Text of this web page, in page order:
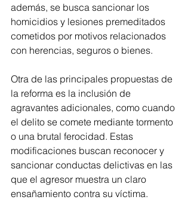
además, se busca sancionar los
homicidios y lesiones premeditados
cometidos por motivos relacionados
con herencias, seguros o bienes.
Otra de las principales propuestas de
la reforma es la inclusión de
agravantes adicionales, como cuando
el delito se comete mediante tormento
o una brutal ferocidad. Estas
modificaciones buscan reconocer y
sancionar conductas delictivas en las
que el agresor muestra un claro
ensañamiento contra su víctima.